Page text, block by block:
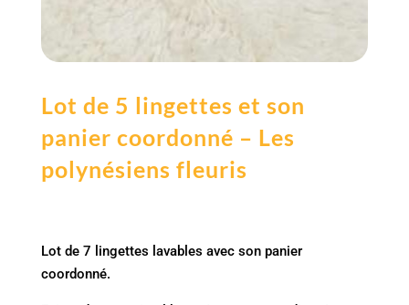
Lot de 5 lingettes et son
panier coordonné – Les
polynésiens fleuris
Lot de 7 lingettes lavables avec son panier
coordonné.